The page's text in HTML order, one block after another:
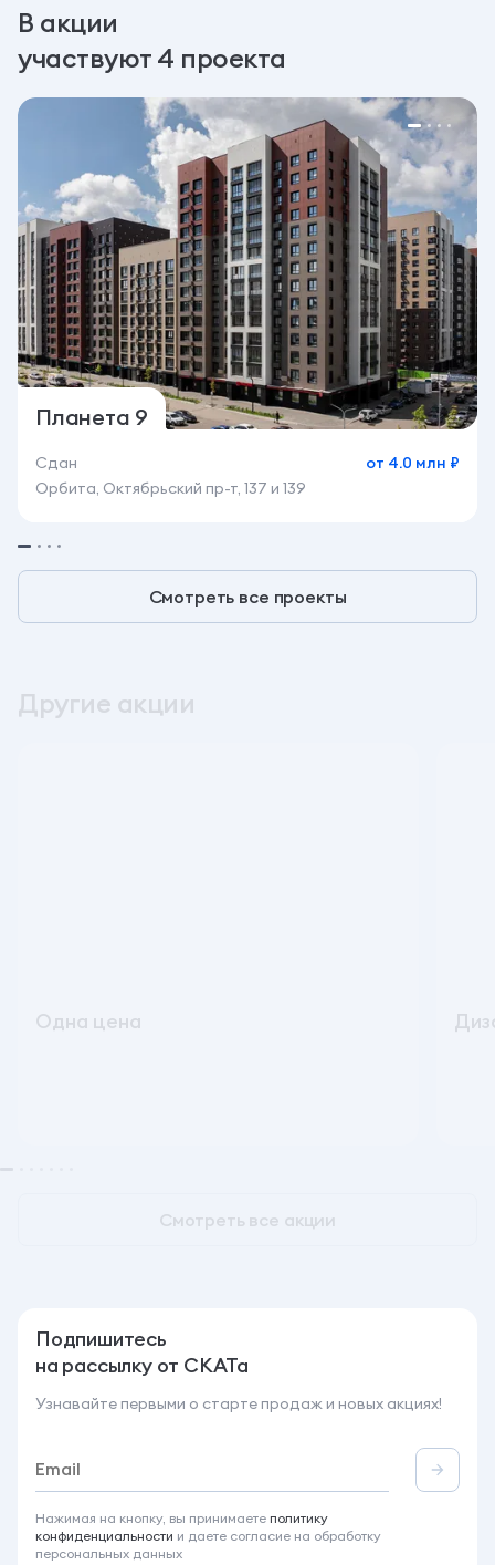
В акции
участвуют 4 проекта
Планета 9
Сдан
от 4.0 млн ₽
Орбита, Октябрьский пр-т, 137 и 139
Смотреть все проекты
Другие акции
Одна цена
Смотреть все акции
Подпишитесь
на рассылку от СКАТа
Узнавайте первыми о старте продаж и новых акциях!
Нажимая на кнопку, вы принимаете политику
конфиденциальности и даете согласие на обработку
персональных данных